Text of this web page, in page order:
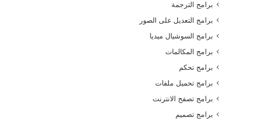
برامج الترجمة
برامج التعديل على الصور
برامج السوشيال ميديا
برامج المكالمات
برامج تحكم
برامج تحميل ملفات
برامج تصفح الانترنت
برامج تصميم